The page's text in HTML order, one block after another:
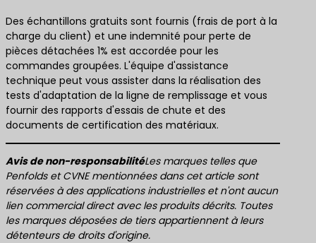
Des échantillons gratuits sont fournis (frais de port à la
charge du client) et une indemnité pour perte de
pièces détachées 1% est accordée pour les
commandes groupées. L'équipe d'assistance
technique peut vous assister dans la réalisation des
tests d'adaptation de la ligne de remplissage et vous
fournir des rapports d'essais de chute et des
documents de certification des matériaux.
Avis de non-responsabilitéLes marques telles que
Penfolds et CVNE mentionnées dans cet article sont
réservées à des applications industrielles et n'ont aucun
lien commercial direct avec les produits décrits. Toutes
les marques déposées de tiers appartiennent à leurs
détenteurs de droits d'origine.